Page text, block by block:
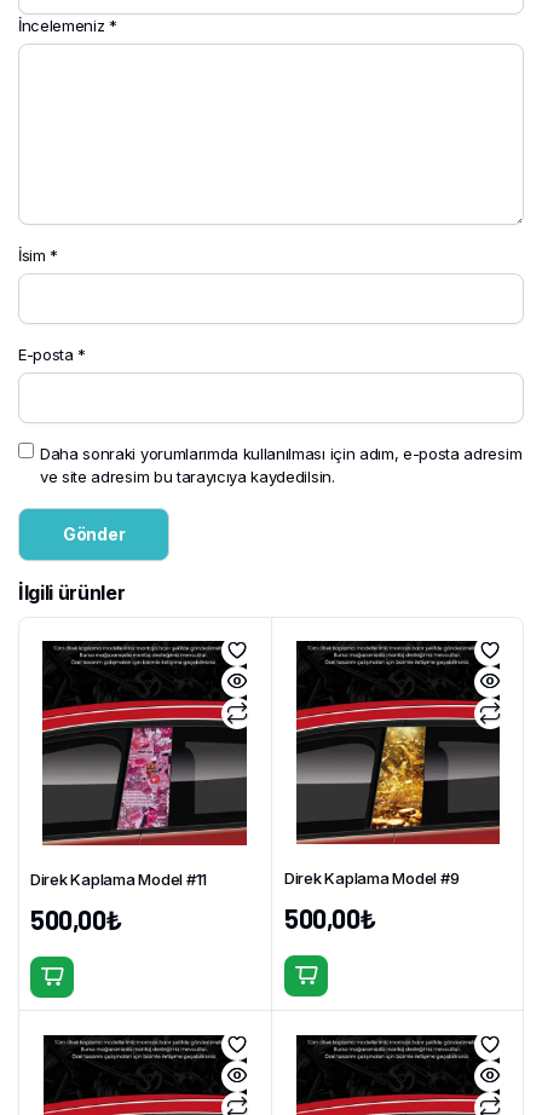
İncelemeniz *
İsim *
E-posta *
Daha sonraki yorumlarımda kullanılması için adım, e-posta adresim
ve site adresim bu tarayıcıya kaydedilsin.
İlgili ürünler
Direk Kaplama Model #11
500,00₺
Direk Kaplama Model #9
500,00₺